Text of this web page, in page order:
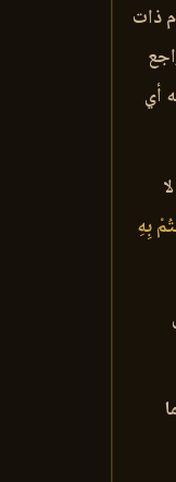
ذات
أي
بِهِ